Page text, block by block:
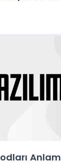
HTTP Durum